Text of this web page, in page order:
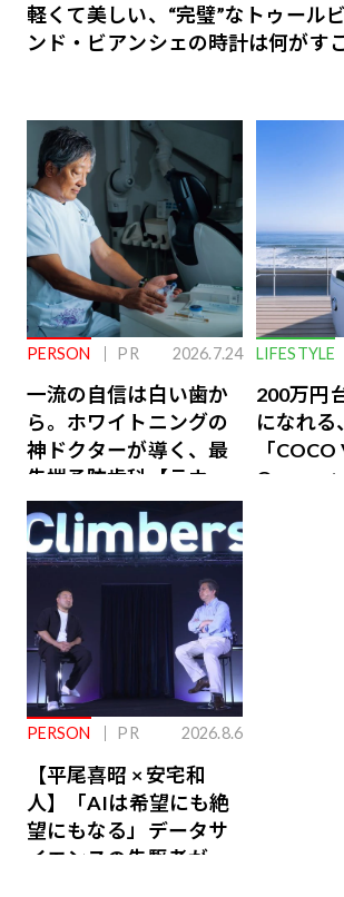
軽くて美しい、“完璧”なトゥール
ンド・ビアンシェの時計は何がす
PERSON PR 2026.7.24
一流の自信は白い歯か
ら。ホワイトニングの
神ドクターが導く、最
先端予防歯科【ラウン
ジ会員特典あり】
LIFESTYLE
200万円
になれる
「
Owners
PERSON PR 2026.8.6
【平尾喜昭 × 安宅和
人】「AIは希望にも絶
望にもなる」データサ
イエンスの先駆者が語